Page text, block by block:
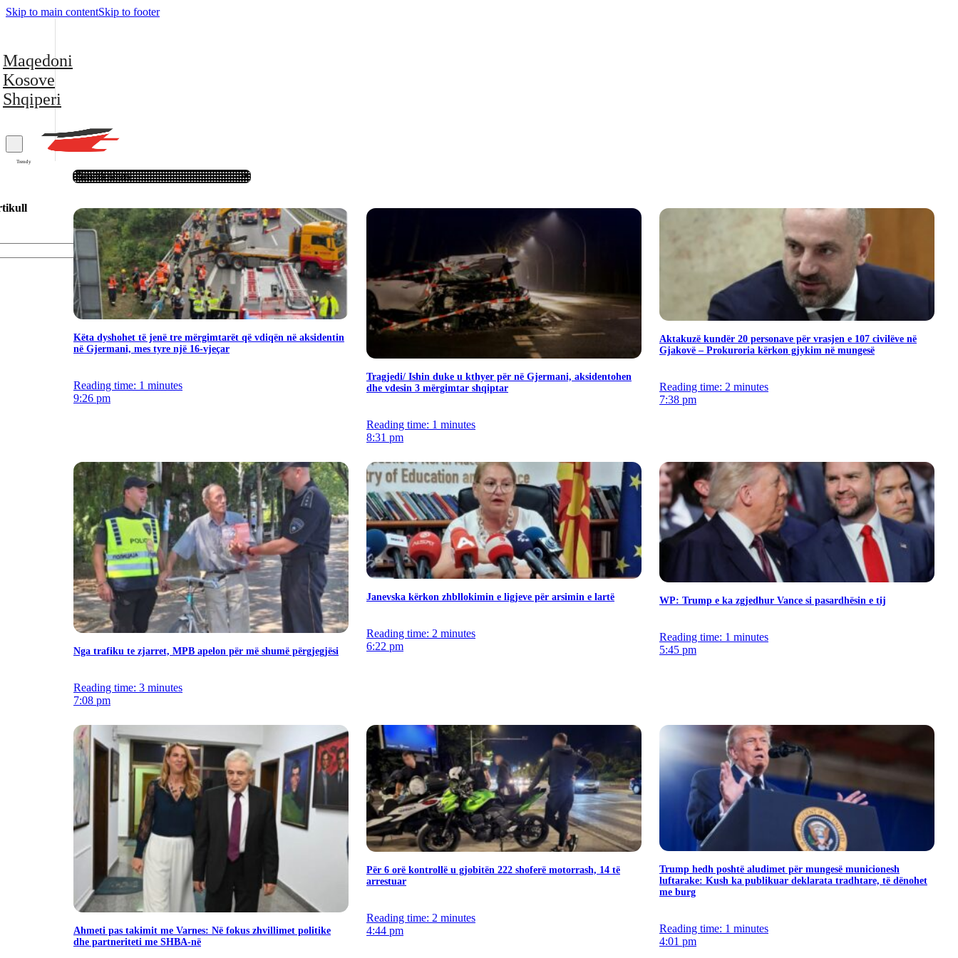
Skip to main contentSkip to footer
Maqedoni
Kosove
Shqiperi
Trendy
Këta dyshohet të jenë tre mërgimtarët që vdiqën në aksidentin
në Gjermani, mes tyre një 16-vjeçar
Reading time: 1 minutes
9:26 pm
Tragjedi/ Ishin duke u kthyer për në Gjermani, aksidentohen
dhe vdesin 3 mërgimtar shqiptar
Reading time: 1 minutes
8:31 pm
Aktakuzë kundër 20 personave për vrasjen e 107 civilëve në
Gjakovë – Prokuroria kërkon gjykim në mungesë
Reading time: 2 minutes
7:38 pm
Nga trafiku te zjarret, MPB apelon për më shumë përgjegjësi
Reading time: 3 minutes
7:08 pm
Janevska kërkon zhbllokimin e ligjeve për arsimin e lartë
Reading time: 2 minutes
6:22 pm
WP: Trump e ka zgjedhur Vance si pasardhësin e tij
Reading time: 1 minutes
5:45 pm
Ahmeti pas takimit me Varnes: Në fokus zhvillimet politike
dhe partneriteti me SHBA-në
Për 6 orë kontrollë u gjobitën 222 shoferë motorrash, 14 të
arrestuar
Reading time: 2 minutes
4:44 pm
Trump hedh poshtë aludimet për mungesë municionesh
luftarake: Kush ka publikuar deklarata tradhtare, të dënohet
me burg
Reading time: 1 minutes
4:01 pm